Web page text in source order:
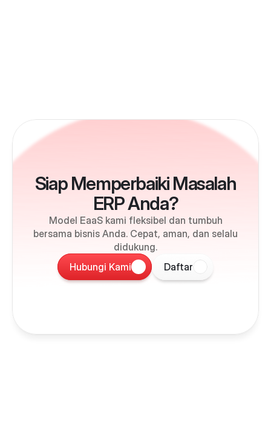
Siap Memperbaiki Masalah
ERP Anda?
Model EaaS kami fleksibel dan tumbuh
bersama bisnis Anda. Cepat, aman, dan selalu
didukung.
Hubungi Kami
Daftar